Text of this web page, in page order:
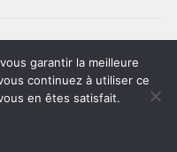
garantir la meilleure
continuez à utiliser ce
en êtes satisfait.